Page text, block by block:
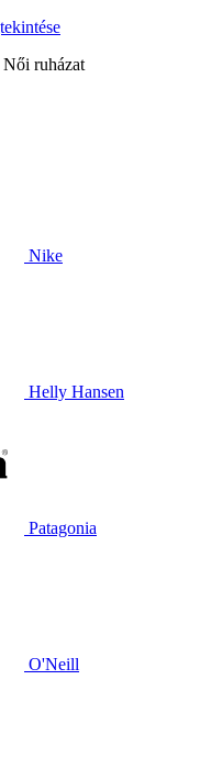
Női ruházat
Nike
Helly Hansen
Patagonia
O'Neill